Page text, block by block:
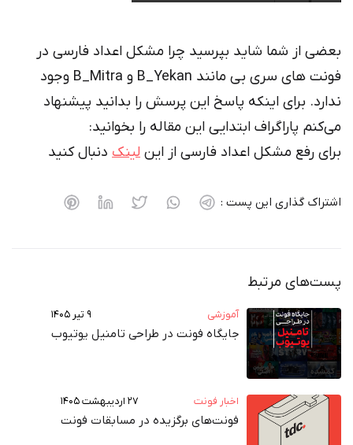
بعضی از شما شاید بپرسید چرا مشکل اعداد فارسی در
فونت های سری بی مانند B_Yekan و B_Mitra وجود
ندارد. برای اینکه پاسخ این پرسش را بدانید پیشنهاد
می‌کنم پاراگراف ابتدایی این مقاله را بخوانید:
برای رفع مشکل اعداد فارسی از این لینک دنبال کنید
اشتراک گذاری این پست :
پست‌های مرتبط
آموزشی ۹ تیر ۱۴۰۵
جایگاه فونت در طراحی تامنیل یوتیوب
اخبار فونت ۲۷ اردیبهشت ۱۴۰۵
فونت‌های برگزیده در مسابقات فونت